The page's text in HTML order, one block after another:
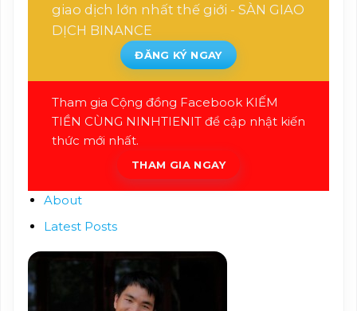
giao dịch lớn nhất thế giới - SÀN GIAO
DỊCH BINANCE
ĐĂNG KÝ NGAY
Tham gia Cộng đồng Facebook KIẾM
TIỀN CÙNG NINHTIENIT để cập nhật kiến
thức mới nhất.
THAM GIA NGAY
About
Latest Posts